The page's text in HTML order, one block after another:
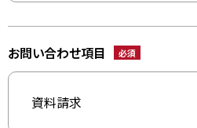
お問い合わせ項目 必須